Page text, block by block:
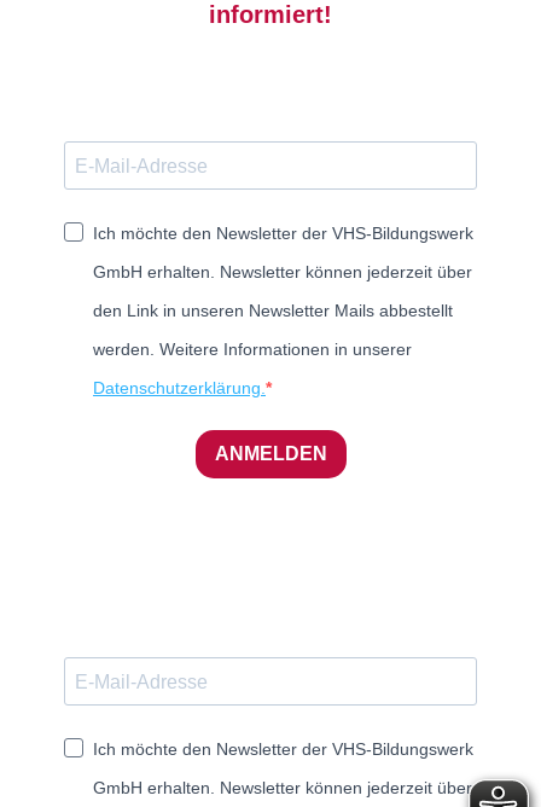
informiert!
Ich möchte den Newsletter der VHS-Bildungswerk
GmbH erhalten. Newsletter können jederzeit über
den Link in unseren Newsletter Mails abbestellt
werden. Weitere Informationen in unserer
Datenschutzerklärung.
ANMELDEN
Ich möchte den Newsletter der VHS-Bildungswerk
GmbH erhalten. Newsletter können jederzeit über